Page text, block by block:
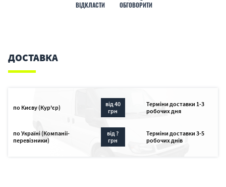
ВІДКЛАСТИ ОБГОВОРИТИ
ДОСТАВКА
по Києву (Кур'єр)
від 40
грн
Терміни доставки 1-3
робочих дня
по Україні (Компанії-
перевізники)
від ?
грн
Терміни доставки 3-5
робочих днів